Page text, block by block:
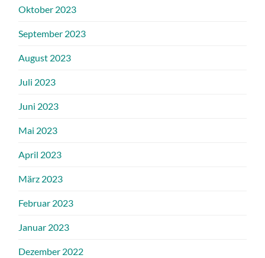
Oktober 2023
September 2023
August 2023
Juli 2023
Juni 2023
Mai 2023
April 2023
März 2023
Februar 2023
Januar 2023
Dezember 2022